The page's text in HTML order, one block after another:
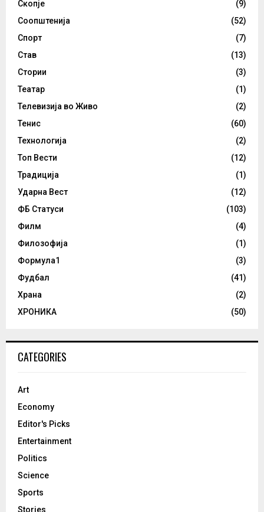
Скопје
(9)
Соопштенија
(52)
Спорт
(7)
Став
(13)
Стории
(3)
Театар
(1)
Телевизија во Живо
(2)
Тенис
(60)
Технологија
(2)
Топ Вести
(12)
Традиција
(1)
Ударна Вест
(12)
ФБ Статуси
(103)
Филм
(4)
Филозофија
(1)
Формула1
(3)
Фудбал
(41)
Храна
(2)
ХРОНИКА
(50)
CATEGORIES
Art
Economy
Editor's Picks
Entertainment
Politics
Science
Sports
Stories